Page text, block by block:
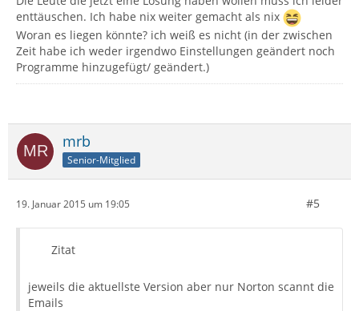
enttäuschen. Ich habe nix weiter gemacht als nix
Woran es liegen könnte? ich weiß es nicht (in der zwischen
Zeit habe ich weder irgendwo Einstellungen geändert noch
Programme hinzugefügt/ geändert.)
mrb
Senior-Mitglied
19. Januar 2015 um 19:05 #5
Zitat
jeweils die aktuellste Version aber nur Norton scannt die
Emails